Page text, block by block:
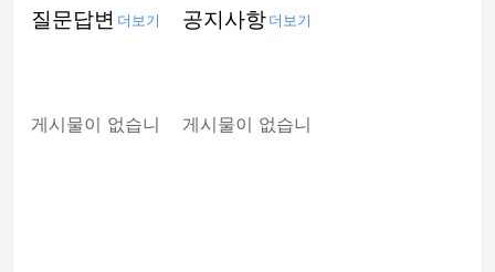
질문답변
게시물이 없습니
더보기 공지사항
게시물이 없습니
더보기